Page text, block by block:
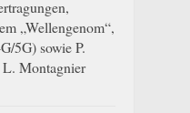
„Wellengenom“,
5G) sowie P.
L. Montagnier